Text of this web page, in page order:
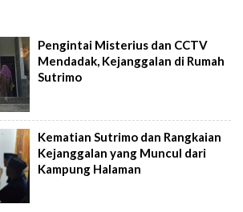
Pengintai Misterius dan CCTV
Mendadak, Kejanggalan di Rumah
Sutrimo
Kematian Sutrimo dan Rangkaian
Kejanggalan yang Muncul dari
Kampung Halaman